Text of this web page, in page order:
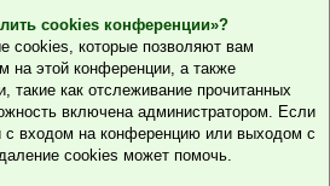
cookies конференции»?
cookies, которые позволяют вам
на этой конференции, а также
такие как отслеживание прочитанных
включена администратором. Если
с входом на конференцию или выходом с
cookies может помочь.